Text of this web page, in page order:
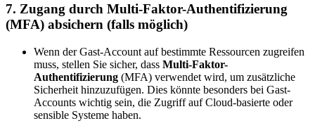
7. Zugang durch Multi-Faktor-Authentifizierung
(MFA) absichern (falls möglich)
Wenn der Gast-Account auf bestimmte Ressourcen zugreifen
muss, stellen Sie sicher, dass Multi-Faktor-
Authentifizierung (MFA) verwendet wird, um zusätzliche
Sicherheit hinzuzufügen. Dies könnte besonders bei Gast-
Accounts wichtig sein, die Zugriff auf Cloud-basierte oder
sensible Systeme haben.